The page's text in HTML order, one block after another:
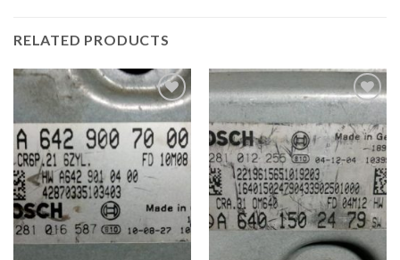
RELATED PRODUCTS
İstek
Listeme
Ekle
İstek
Listeme